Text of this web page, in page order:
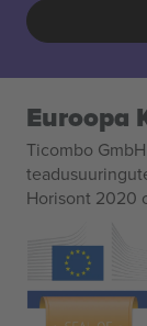
Euroopa
Ticombo
Horisont 2020